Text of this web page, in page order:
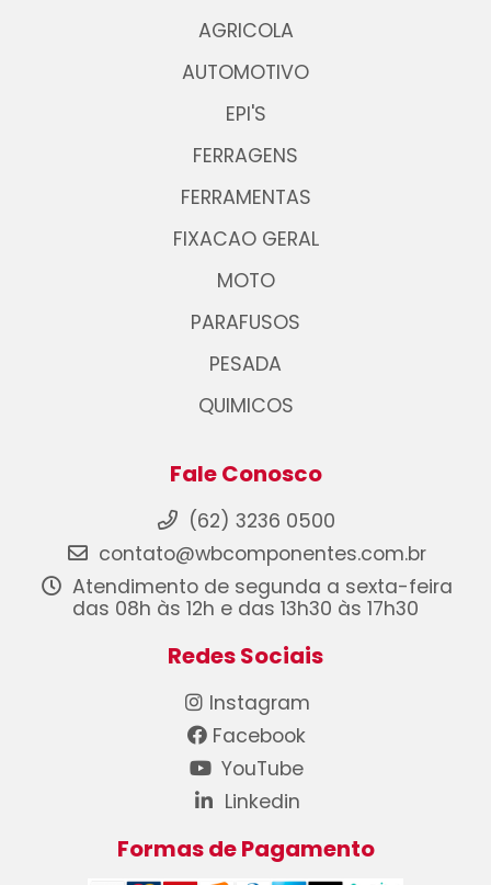
AGRICOLA
AUTOMOTIVO
EPI'S
FERRAGENS
FERRAMENTAS
FIXACAO GERAL
MOTO
PARAFUSOS
PESADA
QUIMICOS
Fale Conosco
(62) 3236 0500
contato@wbcomponentes.com.br
Atendimento de segunda a sexta-feira
das 08h às 12h e das 13h30 às 17h30
Redes Sociais
Instagram
Facebook
YouTube
Linkedin
Formas de Pagamento